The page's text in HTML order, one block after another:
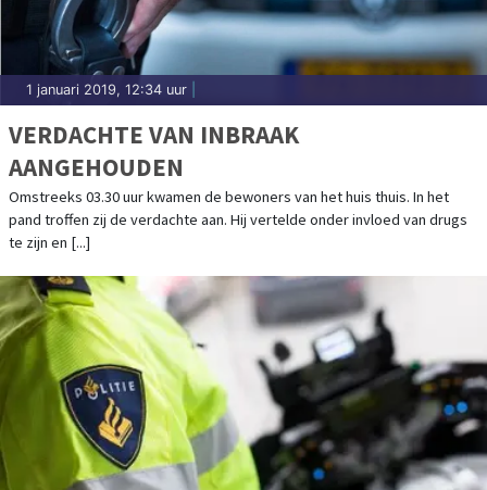
1 januari 2019, 12:34 uur
VERDACHTE VAN INBRAAK
AANGEHOUDEN
Omstreeks 03.30 uur kwamen de bewoners van het huis thuis. In het
pand troffen zij de verdachte aan. Hij vertelde onder invloed van drugs
te zijn en [...]